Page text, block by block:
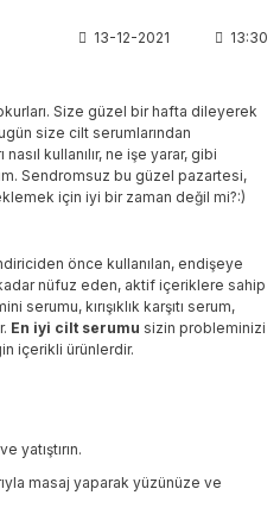
13-12-2021 13:30
Size güzel bir hafta dileyerek
size cilt serumlarından
kullanılır, ne işe yarar, gibi
Sendromsuz bu güzel pazartesi,
için iyi bir zaman değil mi?:)
önce kullanılan, endişeye
nüfuz eden, aktif içeriklere sahip
serumu, kırışıklık karşıtı serum,
En iyi cilt serumu sizin probleminizi
içerikli ürünlerdir.
yatıştırın.
masaj yaparak yüzünüze ve